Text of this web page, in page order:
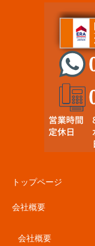
トップページ
会社概要
会社概要